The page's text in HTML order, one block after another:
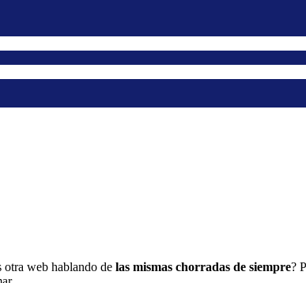
otra web hablando de las mismas chorradas de siempre?